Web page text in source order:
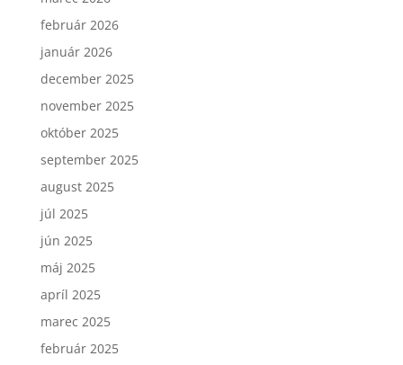
február 2026
január 2026
december 2025
november 2025
október 2025
september 2025
august 2025
júl 2025
jún 2025
máj 2025
apríl 2025
marec 2025
február 2025